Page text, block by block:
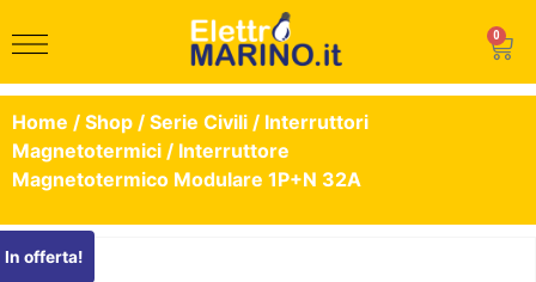
0
Home / Shop / Serie Civili / Interruttori
Magnetotermici / Interruttore
Magnetotermico Modulare 1P+N 32A
In offerta!